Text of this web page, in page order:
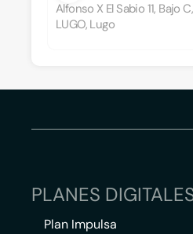
Alfonso X El Sabio 11, Bajo
LUGO, Lugo
PLANES
Plan Impulsa